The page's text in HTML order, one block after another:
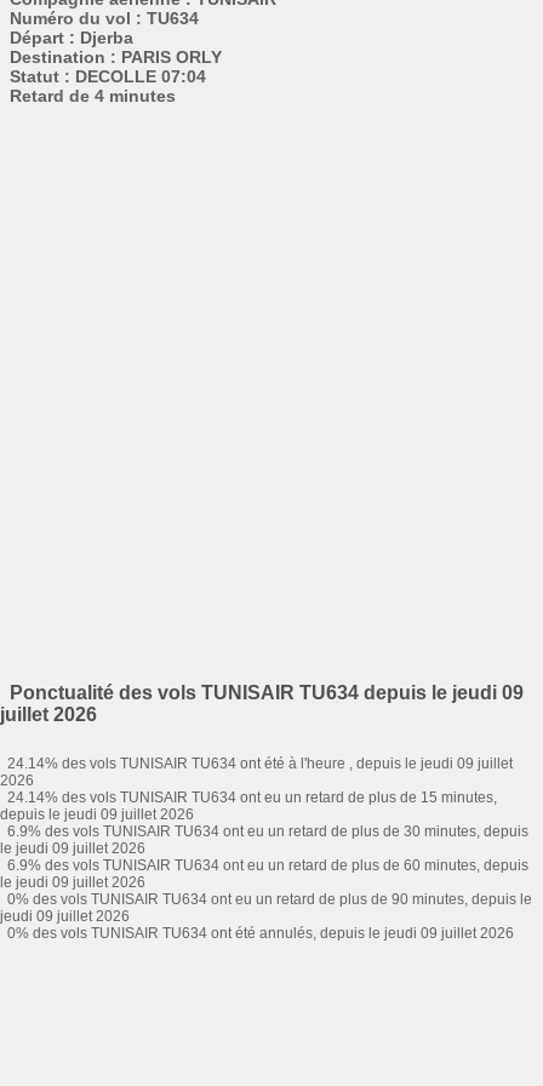
Numéro du vol : TU634
Départ : Djerba
Destination : PARIS ORLY
Statut : DECOLLE 07:04
Retard de 4 minutes
Ponctualité des vols TUNISAIR TU634 depuis le jeudi 09
juillet 2026
24.14% des vols TUNISAIR TU634 ont été à l'heure , depuis le jeudi 09 juillet
2026
24.14% des vols TUNISAIR TU634 ont eu un retard de plus de 15 minutes,
depuis le jeudi 09 juillet 2026
6.9% des vols TUNISAIR TU634 ont eu un retard de plus de 30 minutes, depuis
le jeudi 09 juillet 2026
6.9% des vols TUNISAIR TU634 ont eu un retard de plus de 60 minutes, depuis
le jeudi 09 juillet 2026
0% des vols TUNISAIR TU634 ont eu un retard de plus de 90 minutes, depuis le
jeudi 09 juillet 2026
0% des vols TUNISAIR TU634 ont été annulés, depuis le jeudi 09 juillet 2026